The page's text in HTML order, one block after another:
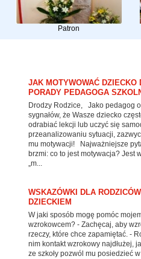
Patron
JAK MOTYWOWAĆ DZIECKO
PORADY PEDAGOGA
Drodzy Rodzice, Jako pedagog
sygnałów, że Wasze dziecko
odrabiać lekcji lub uczyć się
przeanalizowaniu sytuacji,
mu motywacji! Najważniejsze
brzmi: co to jest motywacja? Jest
„m...
WSKAZÓWKI DLA
DZIECKIEM
W jaki sposób mogę pomóc
wzrokowcem? - Zachęcaj, aby
rzeczy, które chce zapamiętać. -
nim kontakt wzrokowy najdłużej,
ze szkoły pozwól mu posiedzieć